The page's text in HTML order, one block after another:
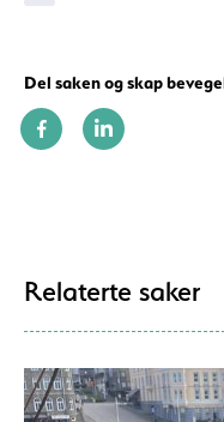
Del saken og skap
Relaterte saker